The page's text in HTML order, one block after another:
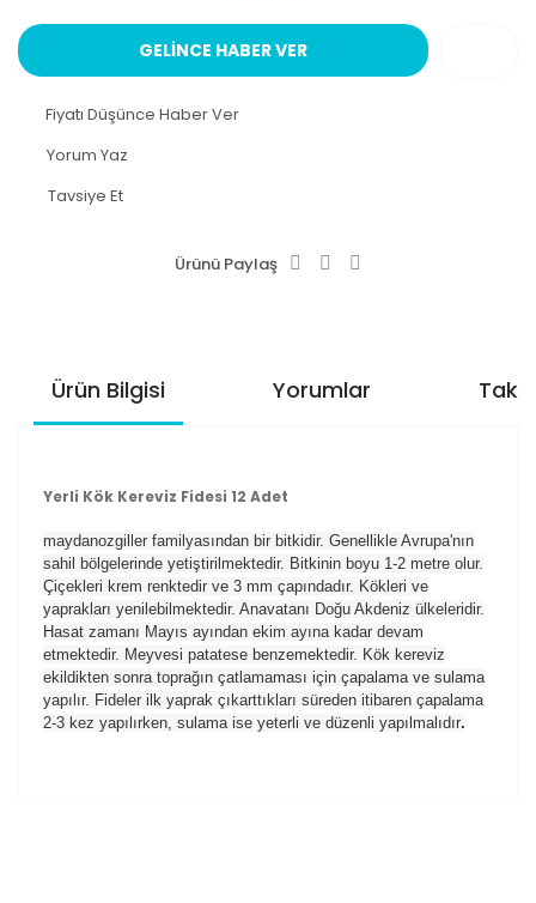
GELİNCE HABER VER
Fiyatı Düşünce Haber Ver
Yorum Yaz
Tavsiye Et
Ürünü Paylaş
Ürün Bilgisi Yorumlar
Yerli Kök Kereviz Fidesi 12 Adet
maydanozgiller familyasından bir bitkidir. Genellikle Avrupa'nın
sahil bölgelerinde yetiştirilmektedir. Bitkinin boyu 1-2 metre olur.
Çiçekleri krem renktedir ve 3 mm çapındadır. Kökleri ve
yaprakları yenilebilmektedir. Anavatanı Doğu Akdeniz ülkeleridir.
Hasat zamanı Mayıs ayından ekim ayına kadar devam
etmektedir. Meyvesi patatese benzemektedir. Kök kereviz
ekildikten sonra toprağın çatlamaması için çapalama ve sulama
yapılır. Fideler ilk yaprak çıkarttıkları süreden itibaren çapalama
2-3 kez yapılırken, sulama ise yeterli ve düzenli yapılmalıdır.